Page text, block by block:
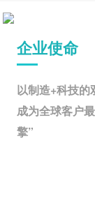
企业使命
以制造+科技的
成为全球客户
擎”